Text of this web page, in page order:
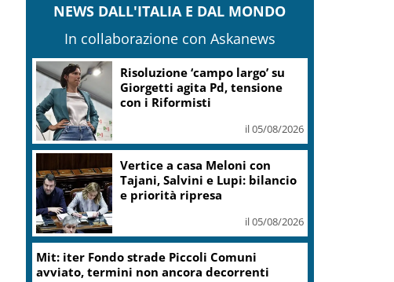
NEWS DALL'ITALIA E DAL MONDO
In collaborazione con Askanews
Risoluzione ‘campo largo’ su
Giorgetti agita Pd, tensione
con i Riformisti
il 05/08/2026
Vertice a casa Meloni con
Tajani, Salvini e Lupi: bilancio
e priorità ripresa
il 05/08/2026
Mit: iter Fondo strade Piccoli Comuni
avviato, termini non ancora decorrenti